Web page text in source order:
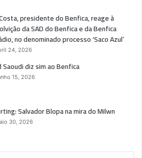
presidente do Benfica, reage à
da SAD do Benfica e da Benfica
no denominado processo ‘Saco Azul’
24, 2026
Saoudi diz sim ao Benfica
15, 2026
Salvador Blopa na mira do Milwn
30, 2026